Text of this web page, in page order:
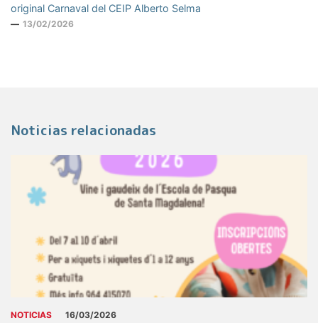
original Carnaval del CEIP Alberto Selma
13/02/2026
Noticias relacionadas
NOTICIAS 16/03/2026